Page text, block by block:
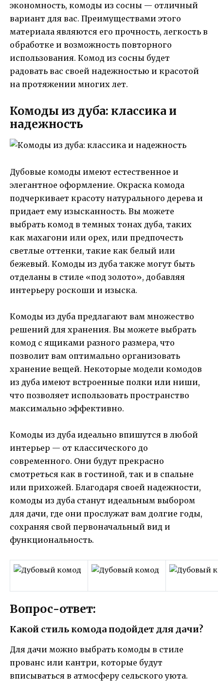
экономность, комоды из сосны — отличный
вариант для вас. Преимуществами этого
материала являются его прочность, легкость в
обработке и возможность повторного
использования. Комод из сосны будет
радовать вас своей надежностью и красотой
на протяжении многих лет.
Комоды из дуба: классика и
надежность
Дубовые комоды имеют естественное и
элегантное оформление. Окраска комода
подчеркивает красоту натурального дерева и
придает ему изысканность. Вы можете
выбрать комод в темных тонах дуба, таких
как махагони или орех, или предпочесть
светлые оттенки, такие как белый или
бежевый. Комоды из дуба также могут быть
отделаны в стиле «под золото», добавляя
интерьеру роскоши и изыска.
Комоды из дуба предлагают вам множество
решений для хранения. Вы можете выбрать
комод с ящиками разного размера, что
позволит вам оптимально организовать
хранение вещей. Некоторые модели комодов
из дуба имеют встроенные полки или ниши,
что позволяет использовать пространство
максимально эффективно.
Комоды из дуба идеально впишутся в любой
интерьер — от классического до
современного. Они будут прекрасно
смотреться как в гостиной, так и в спальне
или прихожей. Благодаря своей надежности,
комоды из дуба станут идеальным выбором
для дачи, где они прослужат вам долгие годы,
сохраняя свой первоначальный вид и
функциональность.
Вопрос-ответ:
Какой стиль комода подойдет для дачи?
Для дачи можно выбрать комоды в стиле
прованс или кантри, которые будут
вписываться в атмосферу сельского уюта.